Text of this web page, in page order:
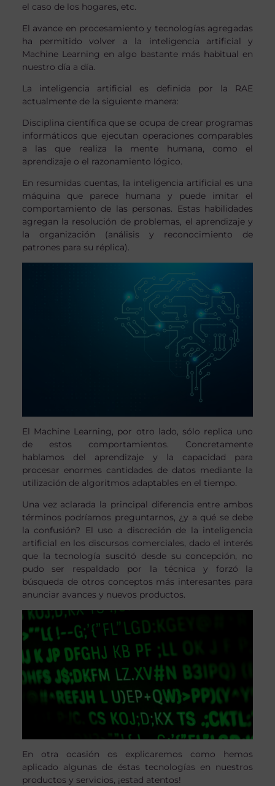
el caso de los hogares, etc.
El avance en procesamiento y tecnologías agregadas
ha permitido volver a la inteligencia artificial y
Machine Learning en algo bastante más habitual en
nuestro día a día.
La inteligencia artificial es definida por la RAE
actualmente de la siguiente manera:
Disciplina científica que se ocupa de crear programas
informáticos que ejecutan operaciones comparables
a las que realiza la mente humana, como el
aprendizaje o el razonamiento lógico.
En resumidas cuentas, la inteligencia artificial es una
máquina que parece humana y puede imitar el
comportamiento de las personas. Estas habilidades
agregan la resolución de problemas, el aprendizaje y
la organización (análisis y reconocimiento de
patrones para su réplica).
El Machine Learning, por otro lado, sólo replica uno
de estos comportamientos. Concretamente
hablamos del aprendizaje y la capacidad para
procesar enormes cantidades de datos mediante la
utilización de algoritmos adaptables en el tiempo.
Una vez aclarada la principal diferencia entre ambos
términos podríamos preguntarnos, ¿y a qué se debe
la confusión? El uso a discreción de la inteligencia
artificial en los discursos comerciales, dado el interés
que la tecnología suscitó desde su concepción, no
pudo ser respaldado por la técnica y forzó la
búsqueda de otros conceptos más interesantes para
anunciar avances y nuevos productos.
En otra ocasión os explicaremos como hemos
aplicado algunas de éstas tecnologías en nuestros
productos y servicios, ¡estad atentos!